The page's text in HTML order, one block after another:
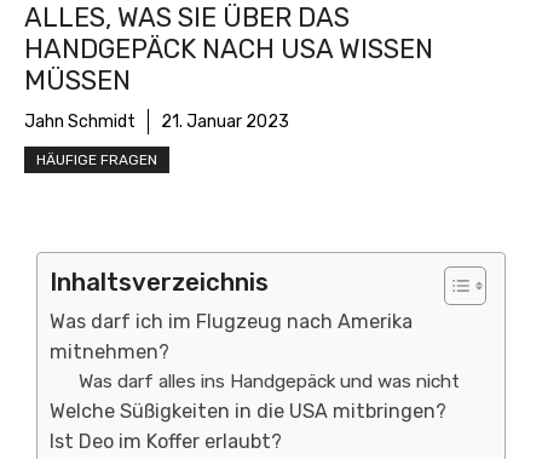
ALLES, WAS SIE ÜBER DAS
HANDGEPÄCK NACH USA WISSEN
MÜSSEN
Jahn Schmidt 21. Januar 2023
HÄUFIGE FRAGEN
Inhaltsverzeichnis
Was darf ich im Flugzeug nach Amerika
mitnehmen?
Was darf alles ins Handgepäck und was nicht
Welche Süßigkeiten in die USA mitbringen?
Ist Deo im Koffer erlaubt?